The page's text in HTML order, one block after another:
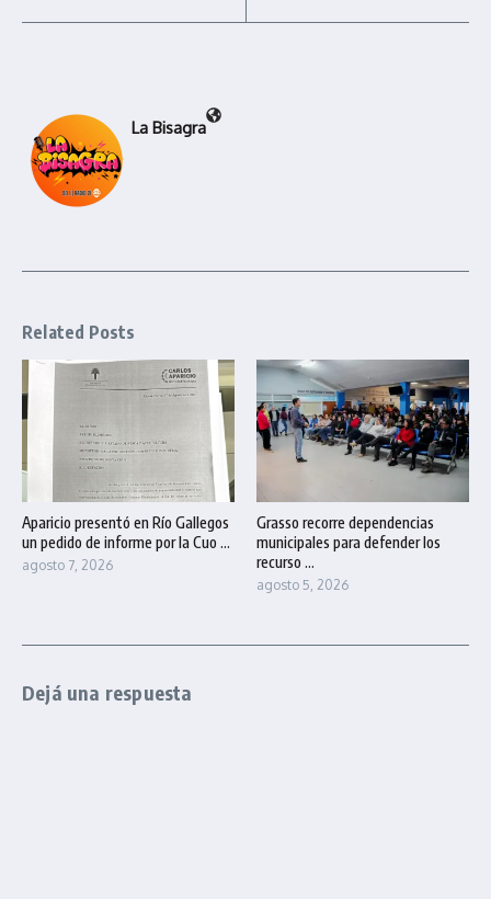
La Bisagra
Related Posts
Aparicio presentó en Río Gallegos
un pedido de informe por la Cuo ...
agosto 7, 2026
Grasso recorre dependencias
municipales para defender los
recurso ...
agosto 5, 2026
Dejá una respuesta